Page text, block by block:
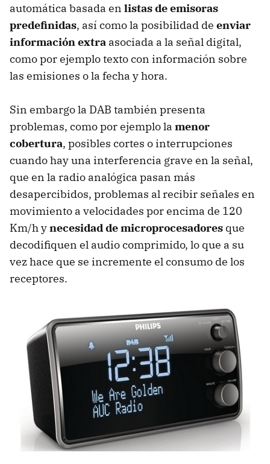
automática basada en listas de emisoras
predefinidas, así como la posibilidad de enviar
información extra asociada a la señal digital,
como por ejemplo texto con información sobre
las emisiones o la fecha y hora.
Sin embargo la DAB también presenta
problemas, como por ejemplo la menor
cobertura, posibles cortes o interrupciones
cuando hay una interferencia grave en la señal,
que en la radio analógica pasan más
desapercibidos, problemas al recibir señales en
movimiento a velocidades por encima de 120
Km/h ynecesidad de microprocesadores que
decodifiquen el audio comprimido, lo que a su
vez hace que se incremente el consumo de los
receptores.